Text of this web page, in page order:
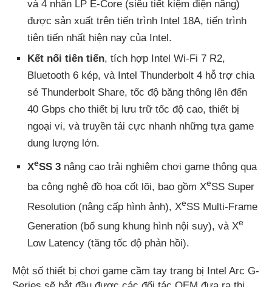
và 4 nhân LP E-Core (siêu tiết kiệm điện năng)
được sản xuất trên tiến trình Intel 18A, tiến trình
tiên tiến nhất hiện nay của Intel.
Kết nối tiên tiến, tích hợp Intel Wi-Fi 7 R2,
Bluetooth 6 kép, và Intel Thunderbolt 4 hỗ trợ chia
sẻ Thunderbolt Share, tốc độ băng thông lên đến
40 Gbps cho thiết bị lưu trữ tốc độ cao, thiết bị
ngoại vi, và truyền tải cực nhanh những tựa game
dung lượng lớn.
XeSS 3 nâng cao trải nghiệm chơi game thông qua
ba công nghệ đồ họa cốt lõi, bao gồm XeSS Super
Resolution (nâng cấp hình ảnh), XeSS Multi-Frame
Generation (bổ sung khung hình nội suy), và Xe
Low Latency (tăng tốc độ phản hồi).
Một số thiết bị chơi game cầm tay trang bị Intel Arc G-